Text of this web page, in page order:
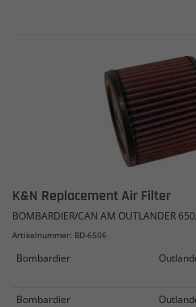
K&N Replacement Air Filter
BOMBARDIER/CAN AM OUTLANDER
Artikelnummer: BD-6506
Bombardier
Bombardier